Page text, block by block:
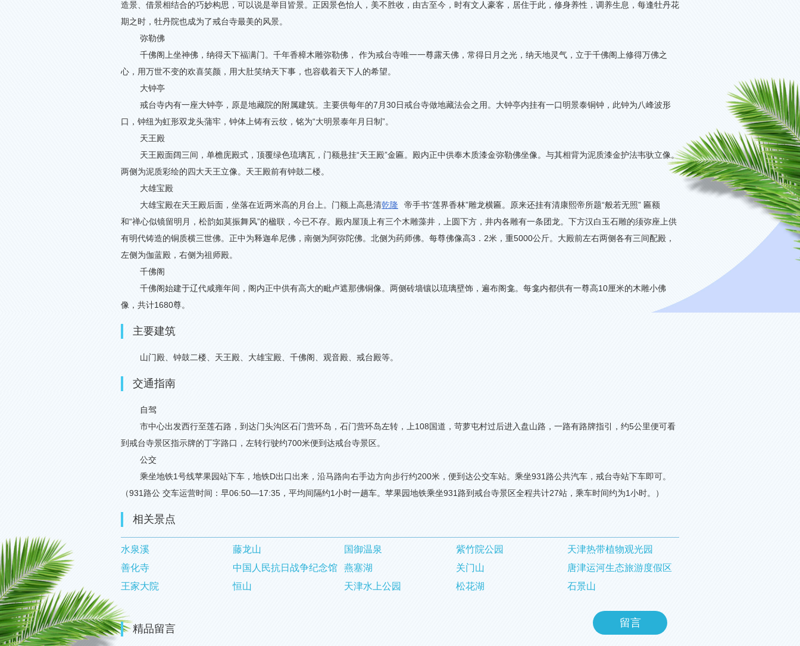
造景、借景相结合的巧妙构思，可以说是举目皆景。正因景色怡人，美不胜收，由古至今，时有文人豪客，居住于此，修身养性，调养生息，每逢牡丹花
期之时，牡丹院也成为了戒台寺最美的风景。
弥勒佛
千佛阁上坐神佛，纳得天下福满门。千年香樟木雕弥勒佛， 作为戒台寺唯一一尊露天佛，常得日月之光，纳天地灵气，立于千佛阁上修得万佛之
心，用万世不变的欢喜笑颜，用大肚笑纳天下事，也容载着天下人的希望。
大钟亭
戒台寺内有一座大钟亭，原是地藏院的附属建筑。主要供每年的7 月30日戒台寺做地藏法会之用。大钟亭内挂有一口明景泰铜钟，此钟为八峰波形
口，钟纽为虹形双龙头蒲牢，钟体上铸有云纹，铭为“大明景泰年月日制”。
天王殿
天王殿面阔三间，单檐庑殿式，顶覆绿色琉璃瓦，门额悬挂“天王殿”金匾。殿内正中供奉木质漆金弥勒佛坐像。与其相背为泥质漆金护法韦驮立像。
两侧为泥质彩绘的四大天王立像。天王殿前有钟鼓二楼。
大雄宝殿
大雄宝殿在天王殿后面，坐落在近两米高的月台上。门额上高悬清乾隆
帝手书“莲界香林”雕龙横匾。原来还挂有清康熙帝所题“般若无照” 匾额
和“禅心似镜留明月，松韵如莫振舞风”的楹联，今已不存。殿内屋顶上有三个木雕藻井，上圆下方，井内各雕有一条团龙。下方汉白玉石雕的须弥座上供
有明代铸造的铜质横三世佛。正中为释迦牟尼佛，南侧为阿弥陀佛。北侧为药师佛。每尊佛像高3 ． 2米，重5000公斤。大殿前左右两侧各有三间配殿，
左侧为伽蓝殿，右侧为祖师殿。
千佛阁
千佛阁始建于辽代咸雍年间，阁内正中供有高大的毗卢遮那佛铜像。两侧砖墙镶以琉璃壁饰，遍布阁龛。每龛内都供有一尊高10厘米的木雕小佛
像，共计1680尊。
主要建筑
山门殿、钟鼓二楼、天王殿、大雄宝殿、千佛阁、观音殿、戒台殿等。
交通指南
自驾
市中心出发西行至莲石路，到达门头沟区石门营环岛，石门营环岛左转，上108国道，苛萝屯村过后进入盘山路，一路有路牌指引，约5公里便可看
到戒台寺景区指示牌的丁字路口，左转行驶约700米便到达戒台寺景区。
公交
乘坐地铁1号线苹果园站下车，地铁D出口出来，沿马路向右手边方向步行约200米，便到达公交车站。乘坐931 路公共汽车，戒台寺站下车即可。
（931 路公 交车运营时间：早06:50—17:35 ，平均间隔约1小时一趟车。苹果园地铁乘坐931 路到戒台寺景区全程共计27站，乘车时间约为1小时。）
相关景点
水泉溪 藤龙山 国御温泉 紫竹院公园
天津热带植物观光园
善化寺
中国人民抗日战争纪念馆 燕塞湖 关门山
唐津运河生态旅游度假区
王家大院
恒山 天津水上公园 松花湖 石景山
精品留言 留言